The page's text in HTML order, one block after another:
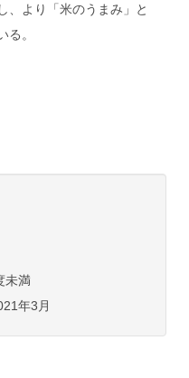
、より「米のうまみ」と
る。
未満
年3月